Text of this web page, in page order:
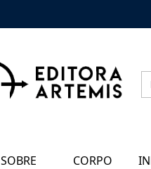
SOBRE
CORPO